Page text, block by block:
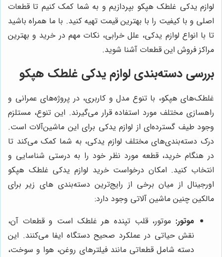
لوازم یدکی غلطک هپکو بپردازیم و به شما کمک کنیم تا قطعات
اصلی و با کیفیت را با بهترین قیمت تهیه کنید. با ما همراه باشید
تا با انواع لوازم یدکی، علل خرابی، نکات مهم در خرید و بهترین
مراکز فروش این قطعات آشنا شوید.
بررسی دسته‌بندی لوازم یدکی غلطک هپکو
غلطک‌های هپکو، با تنوع مدل و کاربری، در پروژه‌های عمرانی و
راهسازی مختلف مورد استفاده قرار می‌گیرند. این تنوع، مستلزم
وجود طیف گسترده‌ای از لوازم یدکی برای این ماشین‌آلات است.
درک دسته‌بندی‌های مختلف لوازم یدکی، به شما کمک می‌کند تا
در هنگام خرید، قطعه مورد نظر خود را به درستی شناسایی و
انتخاب کنید. امکان درخواست خرید لوازم یدکی غلطک هپکو
اورجینال از میان برخی از رایج‌ترین دسته‌بندی های زیر برای
مالکین چنین ماشین آلاتی وجود دارد:
موتور: موتور، قلب تپنده هر غلطک است و قطعات آن،
نقش حیاتی در عملکرد صحیح دستگاه ایفا می‌کنند. این
دسته شامل قطعاتی مانند فیلترهای روغن، هوا و سوخت،